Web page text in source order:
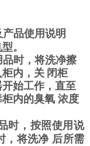
品使用说明
。
时，将洗净擦
内，关 闭柜
始工作，直至
内的臭氧 浓度
时，按照使用说
，将洗净 后所需